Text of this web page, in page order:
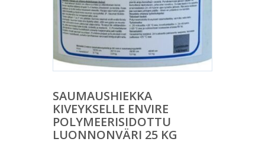
SAUMAUSHIEKKA
KIVEYKSELLE ENVIRE
POLYMEERISIDOTTU
LUONNONVÄRI 25 KG